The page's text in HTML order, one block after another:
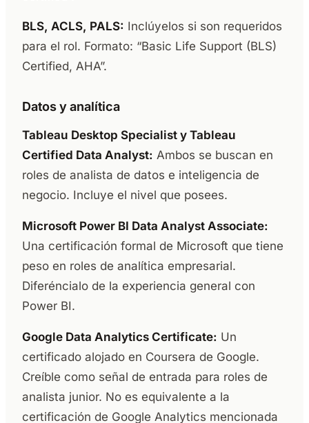
BLS, ACLS, PALS: Inclúyelos si son requeridos
para el rol. Formato: “Basic Life Support (BLS)
Certified, AHA”.
Datos y analítica
Tableau Desktop Specialist y Tableau
Certified Data Analyst: Ambos se buscan en
roles de analista de datos e inteligencia de
negocio. Incluye el nivel que posees.
Microsoft Power BI Data Analyst Associate:
Una certificación formal de Microsoft que tiene
peso en roles de analítica empresarial.
Diferéncialo de la experiencia general con
Power BI.
Google Data Analytics Certificate: Un
certificado alojado en Coursera de Google.
Creíble como señal de entrada para roles de
analista junior. No es equivalente a la
certificación de Google Analytics mencionada